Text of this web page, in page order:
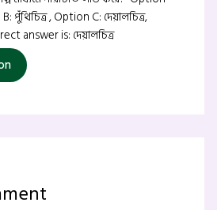
পুঁথিচিত্র , Option C: দেয়ালচিত্র,
answer is: দেয়ালচিত্র